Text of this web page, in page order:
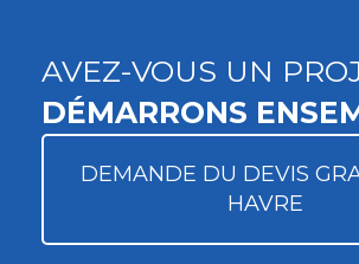
AVEZ-VOUS UN
DÉMARRONS
DEMANDE DU DEVIS
HAVRE